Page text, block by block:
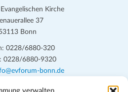
Kirche
37
Bonn
0228/6880-320
0228/6880-9320
bonn.de